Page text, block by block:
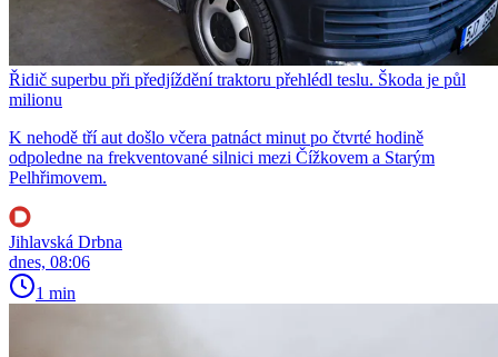
Řidič superbu při předjíždění traktoru přehlédl teslu. Škoda je půl
milionu
K nehodě tří aut došlo včera patnáct minut po čtvrté hodině
odpoledne na frekventované silnici mezi Čížkovem a Starým
Pelhřimovem.
Jihlavská Drbna
dnes, 08:06
1 min